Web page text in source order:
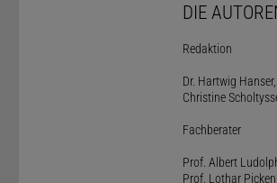
DIE
Redaktion
Dr. Hartwig
Christine
Fachberater
Prof. Albert
Prof. Lothar